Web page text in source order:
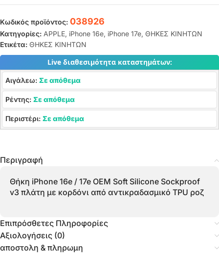
Κωδικός προϊόντος: 038926
Κατηγορίες: APPLE, iPhone 16e, iPhone 17e, ΘΗΚΕΣ ΚΙΝΗΤΩΝ
Ετικέτα: ΘΗΚΕΣ ΚΙΝΗΤΩΝ
Live διαθεσιμότητα καταστημάτων:
Αιγάλεω: Σε απόθεμα
Ρέντης: Σε απόθεμα
Περιστέρι: Σε απόθεμα
Περιγραφή
Θήκη iPhone 16e / 17e OEM Soft Silicone Sockproof
v3 πλάτη με κορδόνι από αντικραδασμικό TPU ροζ
Επιπρόσθετες Πληροφορίες
Αξιολογήσεις (0)
αποστολη & πληρωμη